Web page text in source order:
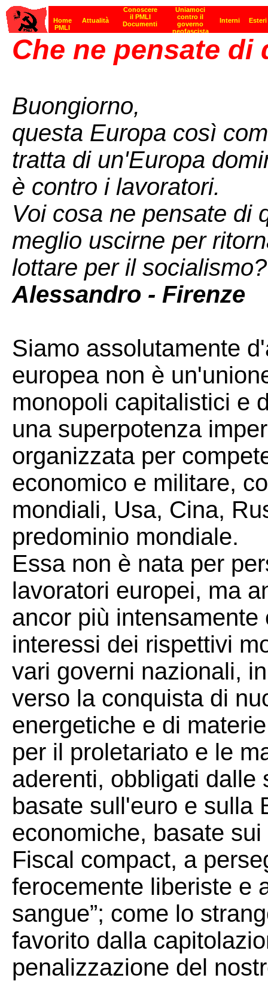
Che ne pensate di
Buongiorno,
questa Europa così
tratta di un'Europa
è contro i lavoratori.
Voi cosa ne pensate di
meglio uscirne per
lottare per il socialismo?
Alessandro - Firenze
Siamo assolutamente
europea non è
monopoli capitalistici e
una superpotenza
organizzata per
economico e militare,
mondiali, Usa, Cina,
predominio mondiale.
Essa non è nata per
lavoratori europei, ma
ancor più
interessi dei rispettivi
vari governi nazionali,
verso la conquista di
energetiche e di
per il proletariato e le
aderenti, obbligati dalle
basate sull'euro e sulla
economiche, basate
Fiscal compact, a
ferocemente liberiste e
sangue”; come lo
favorito dalla
penalizzazione del